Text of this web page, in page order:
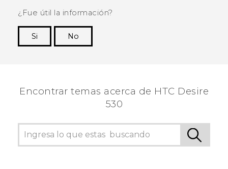
¿Fue útil la información?
Si
No
Encontrar temas acerca de HTC Desire
530